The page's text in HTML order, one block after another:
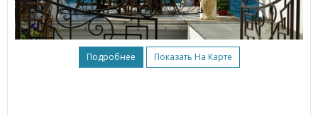
Подробнее Показать На Карте